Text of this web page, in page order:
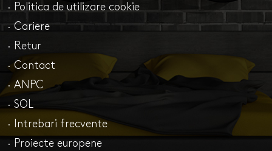
· Politica de utilizare cookie
· Cariere
· Retur
· Contact
· ANPC
· SOL
· Intrebari frecvente
· Proiecte europene